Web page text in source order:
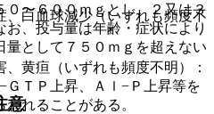
白血球減少（いずれも頻度不
黄疸（いずれも頻度不明）：
ＧＴＰ上昇、Ａｌ−Ｐ上昇等を
れることがある。
０〜６００ｍｇとし、２又は３
、投与量は年齢・症状により
として７５０ｍｇを超えない
意